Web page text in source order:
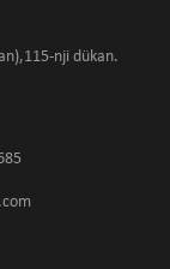
nji dükan.